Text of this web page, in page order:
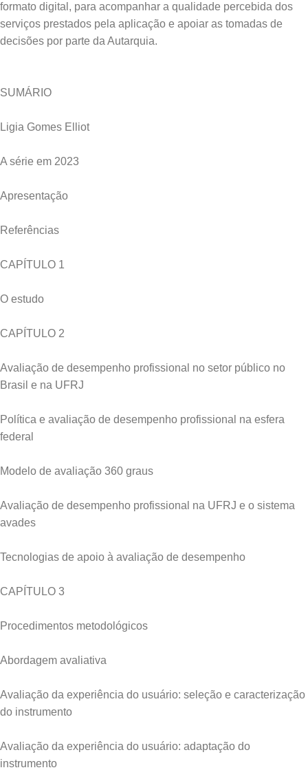
formato digital, para acompanhar a qualidade percebida dos
serviços prestados pela aplicação e apoiar as tomadas de
SUMÁRIO
Ligia Gomes Elliot
A série em 2023
Apresentação
Referências
CAPÍTULO 1
O estudo
CAPÍTULO 2
Avaliação de desempenho profissional no setor público no
Brasil e na UFRJ
Política e avaliação de desempenho profissional na esfera
federal
Modelo de avaliação 360 graus
Avaliação de desempenho profissional na UFRJ e o sistema
avades
Tecnologias de apoio à avaliação de desempenho
CAPÍTULO 3
Procedimentos metodológicos
Abordagem avaliativa
Avaliação da experiência do usuário: seleção e caracterização
do instrumento
Avaliação da experiência do usuário: adaptação do
instrumento